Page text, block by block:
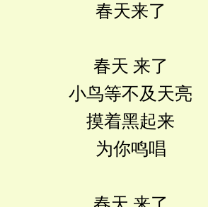
春天来了
春天 来了
小鸟等不及天亮
摸着黑起来
为你鸣唱